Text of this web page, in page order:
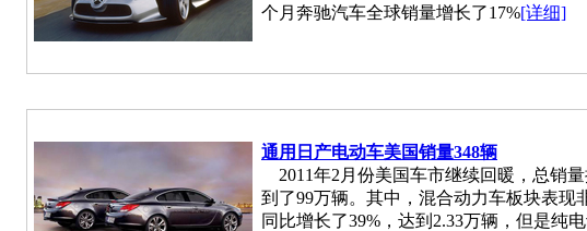
个月奔驰汽车全球销量增长了17%[详细]
通用日产电动车美国销量348辆
2011年2月份美国车市继续回暖，总销量
到了99万辆。其中，混合动力车板块表现
同比增长了39%，达到2.33万辆，但是纯